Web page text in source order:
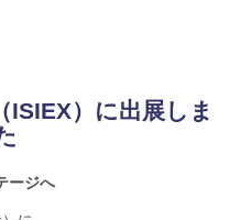
ISIEX）に出展しま
ージへ